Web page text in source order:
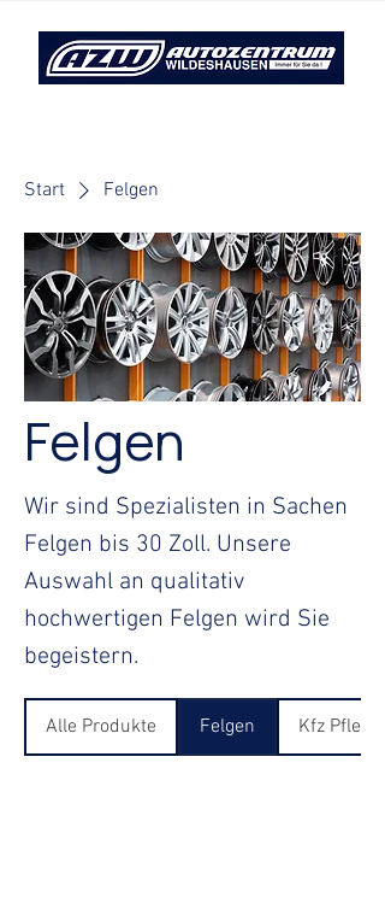
Start Felgen
Felgen
Wir sind Spezialisten in Sachen
Felgen bis 30 Zoll. Unsere
Auswahl an qualitativ
hochwertigen Felgen wird Sie
begeistern.
Alle Produkte Felgen Kfz Pflege